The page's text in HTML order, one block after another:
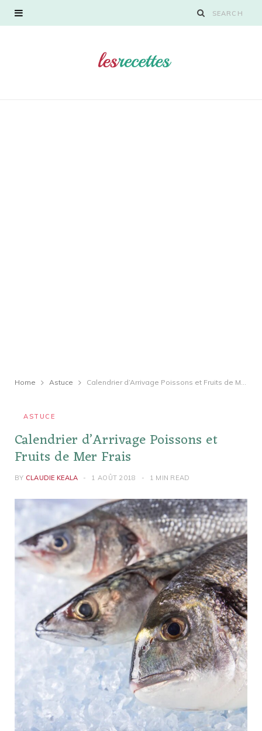
Home Astuce Calendrier d’Arrivage Poissons et Fruits de Mer Frais
ASTUCE
Calendrier d’Arrivage Poissons et
Fruits de Mer Frais
BY CLAUDIE KEALA 1 AOÛT 2018 1 MIN READ